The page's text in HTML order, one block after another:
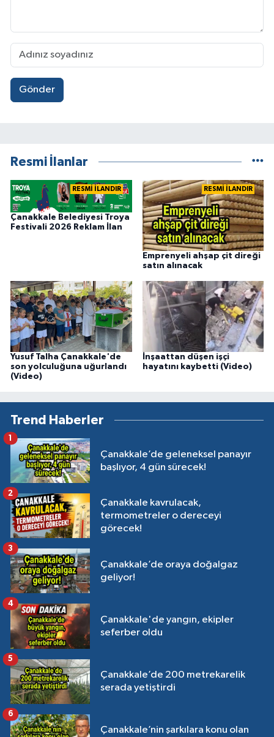
Gönder
Resmi İlanlar
RESMİ İLANDIR
Çanakkale Belediyesi Troya
Festivali 2026 Reklam İlan
RESMİ İLANDIR
Emprenyeli ahşap çit direği
satın alınacak
Yusuf Talha Çanakkale'de
son yolculuğuna uğurlandı
(Video)
İnşaattan düşen işçi
hayatını kaybetti (Video)
Trend Haberler
Çanakkale’de geleneksel panayır
başlıyor, 4 gün sürecek!
1
Çanakkale kavrulacak,
termometreler o dereceyi
görecek!
2
Çanakkale’de oraya doğalgaz
geliyor!
3
Çanakkale'de yangın, ekipler
seferber oldu
4
Çanakkale’de 200 metrekarelik
serada yetiştirdi
5
Çanakkale’nin şarkılara konu olan
6